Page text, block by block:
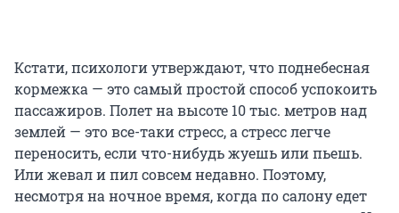
Кстати, психологи утверждают, что поднебесная
кормежка — это самый простой способ успокоить
пассажиров. Полет на высоте 10 тыс. метров над
землей — это все-таки стресс, а стресс легче
переносить, если что-нибудь жуешь или пьешь.
Или жевал и пил совсем недавно. Поэтому,
несмотря на ночное время, когда по салону едет